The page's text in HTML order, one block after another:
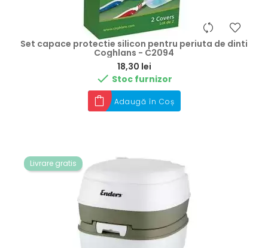
Set capace protectie silicon pentru periuta de dinti
Coghlans - C2094
18,30 lei
 Stoc furnizor
Adaugă în Coș
Livrare gratis